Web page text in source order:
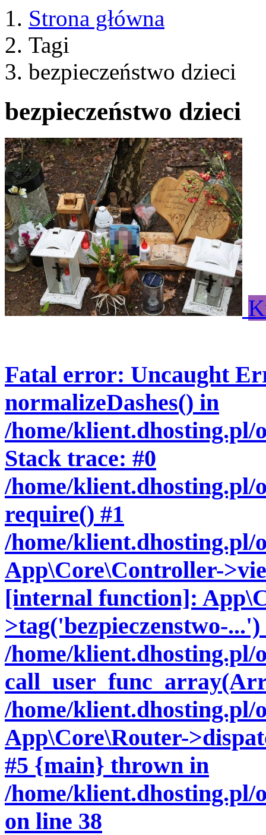
Strona główna
Tagi
bezpieczeństwo dzieci
bezpieczeństwo dzieci
Fatal error: Uncaught
normalizeDashes() in
/home/
Stack trace: #0
/home/
require() #1
/home/
App\Core\Controller-
[internal function]:
>tag('bezpieczenstwo-...')
/home/
/home/
App\Core\Router-
#5 {main} thrown in
/home/
on line 38